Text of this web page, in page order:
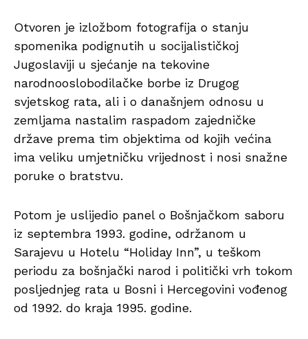
Otvoren je izložbom fotografija o stanju
spomenika podignutih u socijalističkoj
Jugoslaviji u sjećanje na tekovine
narodnooslobodilačke borbe iz Drugog
svjetskog rata, ali i o današnjem odnosu u
zemljama nastalim raspadom zajedničke
države prema tim objektima od kojih većina
ima veliku umjetničku vrijednost i nosi snažne
poruke o bratstvu.
Potom je uslijedio panel o Bošnjačkom saboru
iz septembra 1993. godine, održanom u
Sarajevu u Hotelu “Holiday Inn”, u teškom
periodu za bošnjački narod i politički vrh tokom
posljednjeg rata u Bosni i Hercegovini vođenog
od 1992. do kraja 1995. godine.